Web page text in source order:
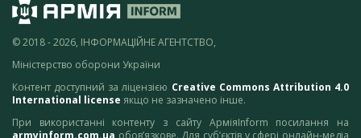
© 2018 - 2026, ІНФОРМАЦІЙНЕ АГЕНТСТВО,
Міністерство оборони України
Контент доступний за ліцензією Creative Commons Attribution 4.0
International license якщо не зазначено інше.
При використанні контенту з сайту АрміяInform посилання на
armyinform.com.ua обов’язкове. Для суб’єктів у сфері онлайн-медіа